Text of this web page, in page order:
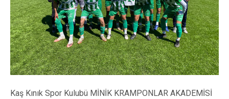
Kaş Kınık Spor Kulubü MİNİK KRAMPONLAR AKADEMİSİ